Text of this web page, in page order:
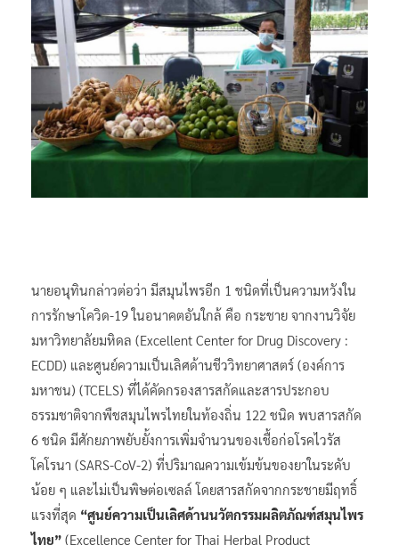
นายอนุทินกล่าวต่อว่า มีสมุนไพรอีก 1 ชนิดที่เป็นความหวังใน
การรักษาโควิด-19 ในอนาคตอันใกล้ คือ กระชาย จากงานวิจัย
มหาวิทยาลัยมหิดล (Excellent Center for Drug Discovery :
ECDD) และศูนย์ความเป็นเลิศด้านชีววิทยาศาสตร์ (องค์การ
มหาชน) (TCELS) ที่ได้คัดกรองสารสกัดและสารประกอบ
ธรรมชาติจากพืชสมุนไพรไทยในท้องถิ่น 122 ชนิด พบสารสกัด
6 ชนิด มีศักยภาพยับยั้งการเพิ่มจำนวนของเชื้อก่อโรคไวรัส
โคโรนา (SARS-CoV-2) ที่ปริมาณความเข้มข้นของยาในระดับ
น้อย ๆ และไม่เป็นพิษต่อเซลล์ โดยสารสกัดจากกระชายมีฤทธิ์
แรงที่สุด “ศูนย์ความเป็นเลิศด้านนวัตกรรมผลิตภัณฑ์สมุนไพร
ไทย” (Excellence Center for Thai Herbal Product